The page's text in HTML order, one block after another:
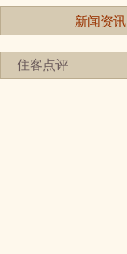
新闻资讯
住客点评